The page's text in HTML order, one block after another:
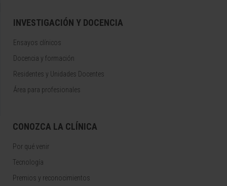
INVESTIGACIÓN Y DOCENCIA
Ensayos clínicos
Docencia y formación
Residentes y Unidades Docentes
Área para profesionales
CONOZCA LA CLÍNICA
Por qué venir
Tecnología
Premios y reconocimientos